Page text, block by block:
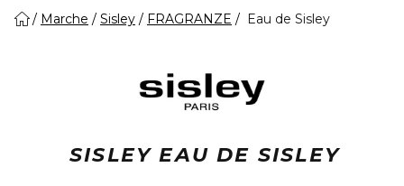
Marche Sisley FRAGRANZE Eau de Sisley
SISLEY EAU DE SISLEY